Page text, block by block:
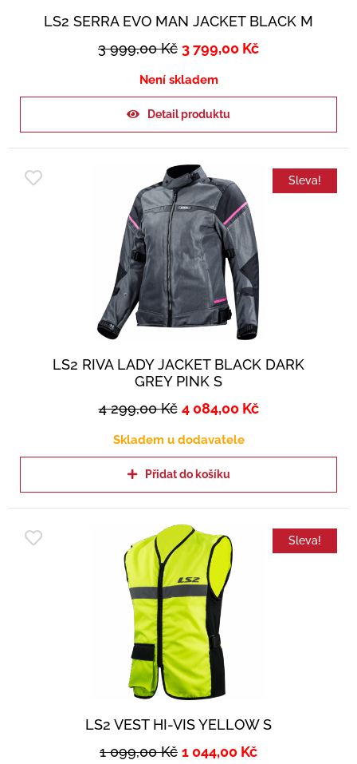
LS2 SERRA EVO MAN JACKET BLACK M
3 999,00Kč 3 799,00 Kč
Není skladem
Detail produktu
Sleva!
LS2 RIVA LADY JACKET BLACK DARK
GREY PINK S
4 299,00Kč 4 084,00 Kč
Skladem u dodavatele
Přidat do košíku
Sleva!
LS2 VEST HI-VIS YELLOW S
1 099,00Kč 1 044,00 Kč